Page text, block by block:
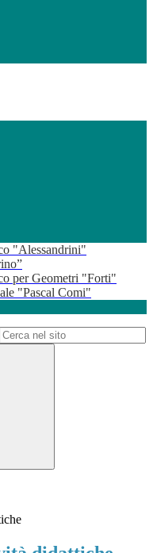
"Alessandrini"
per Geometri "Forti"
"Pascal Comi"